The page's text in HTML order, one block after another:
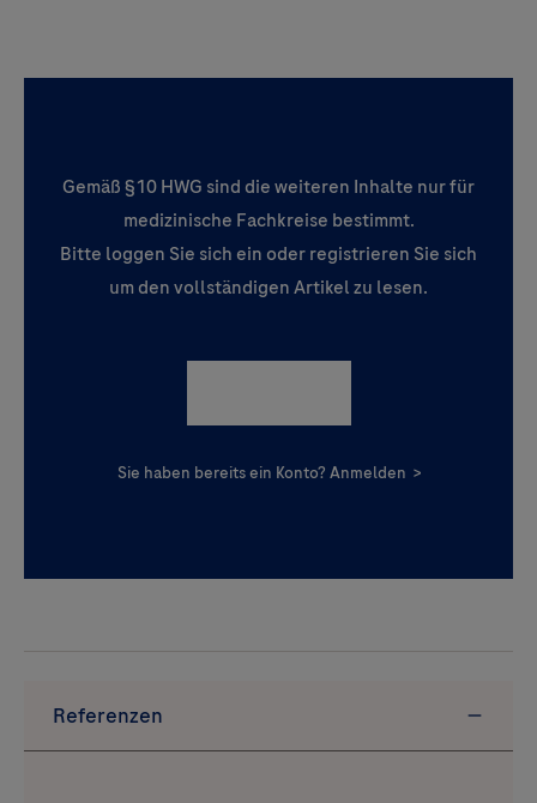
Gemäß §10 HWG sind die weiteren Inhalte nur für
medizinische Fachkreise bestimmt.
Bitte loggen Sie sich ein oder registrieren Sie sich
um den vollständigen Artikel zu lesen.
Sie haben bereits ein Konto? Anmelden >